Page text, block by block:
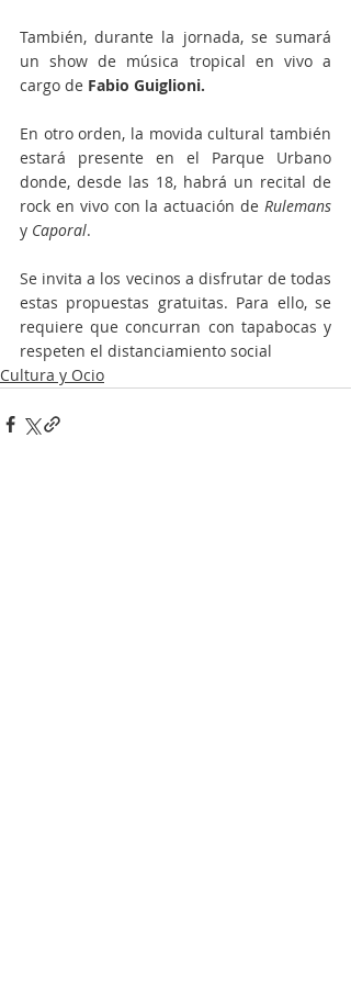
También, durante la jornada, se sumará
un show de música tropical en vivo a
cargo de Fabio Guiglioni.
En otro orden, la movida cultural también
estará presente en el Parque Urbano
donde, desde las 18, habrá un recital de
rock en vivo con la actuación de
y Caporal.
Se invita a los vecinos a disfrutar de todas
estas propuestas gratuitas. Para ello, se
requiere que concurran con tapabocas y
respeten el distanciamiento social
Cultura y Ocio